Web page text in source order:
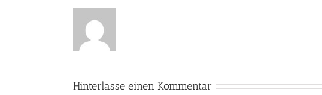
Hinterlasse einen Kommentar